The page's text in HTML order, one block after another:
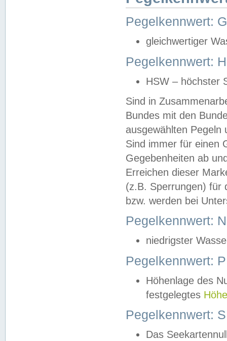
Pegelkennwert:
gleichwertiger
Pegelkennwert:
HSW – höchster
Sind in
Bundes mit den
ausgewählten
Sind immer für einen
Gegebenheiten ab
Erreichen dieser
(z.B. Sperrungen) für
bzw. werden bei
Pegelkennwert:
niedrigster
Pegelkennwert:
Höhenlage des
festgelegtes
Pegelkennwert:
Das